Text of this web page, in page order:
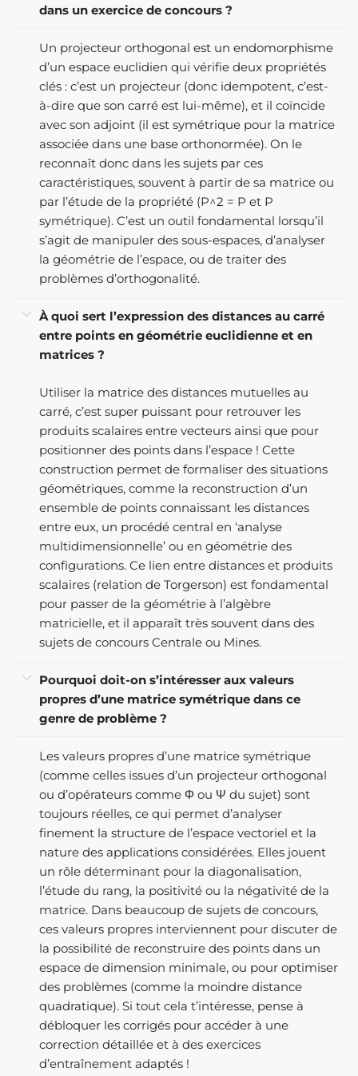
dans un exercice de concours ?
Un projecteur orthogonal est un endomorphisme
d’un espace euclidien qui vérifie deux propriétés
clés : c’est un projecteur (donc idempotent, c’est-
à-dire que son carré est lui-même), et il coïncide
avec son adjoint (il est symétrique pour la matrice
associée dans une base orthonormée). On le
reconnaît donc dans les sujets par ces
caractéristiques, souvent à partir de sa matrice ou
par l’étude de la propriété (P^2 = P et P
symétrique). C’est un outil fondamental lorsqu’il
s’agit de manipuler des sous-espaces, d’analyser
la géométrie de l’espace, ou de traiter des
problèmes d’orthogonalité.
À quoi sert l’expression des distances au carré
entre points en géométrie euclidienne et en
matrices ?
Utiliser la matrice des distances mutuelles au
carré, c’est super puissant pour retrouver les
produits scalaires entre vecteurs ainsi que pour
positionner des points dans l’espace ! Cette
construction permet de formaliser des situations
géométriques, comme la reconstruction d’un
ensemble de points connaissant les distances
entre eux, un procédé central en ‘analyse
multidimensionnelle’ ou en géométrie des
configurations. Ce lien entre distances et produits
scalaires (relation de Torgerson) est fondamental
pour passer de la géométrie à l’algèbre
matricielle, et il apparaît très souvent dans des
sujets de concours Centrale ou Mines.
Pourquoi doit-on s’intéresser aux valeurs
propres d’une matrice symétrique dans ce
genre de problème ?
Les valeurs propres d’une matrice symétrique
(comme celles issues d’un projecteur orthogonal
ou d’opérateurs comme Φ ou Ψ du sujet) sont
toujours réelles, ce qui permet d’analyser
finement la structure de l’espace vectoriel et la
nature des applications considérées. Elles jouent
un rôle déterminant pour la diagonalisation,
l’étude du rang, la positivité ou la négativité de la
matrice. Dans beaucoup de sujets de concours,
ces valeurs propres interviennent pour discuter de
la possibilité de reconstruire des points dans un
espace de dimension minimale, ou pour optimiser
des problèmes (comme la moindre distance
quadratique). Si tout cela t’intéresse, pense à
débloquer les corrigés pour accéder à une
correction détaillée et à des exercices
d’entraînement adaptés !